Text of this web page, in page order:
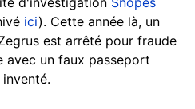
ici). Cette année là, un
est arrêté pour fraude
avec un faux passeport